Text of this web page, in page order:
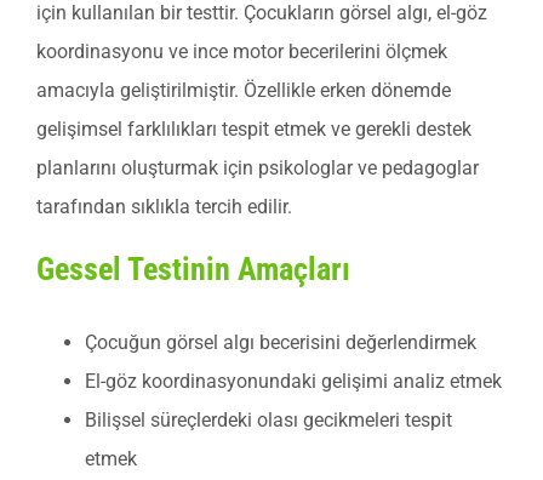
için kullanılan bir testtir. Çocukların görsel algı, el-göz
koordinasyonu ve ince motor becerilerini ölçmek
amacıyla geliştirilmiştir. Özellikle erken dönemde
gelişimsel farklılıkları tespit etmek ve gerekli destek
planlarını oluşturmak için psikologlar ve pedagoglar
tarafından sıklıkla tercih edilir.
Gessel Testinin Amaçları
Çocuğun görsel algı becerisini değerlendirmek
El-göz koordinasyonundaki gelişimi analiz etmek
Bilişsel süreçlerdeki olası gecikmeleri tespit
etmek